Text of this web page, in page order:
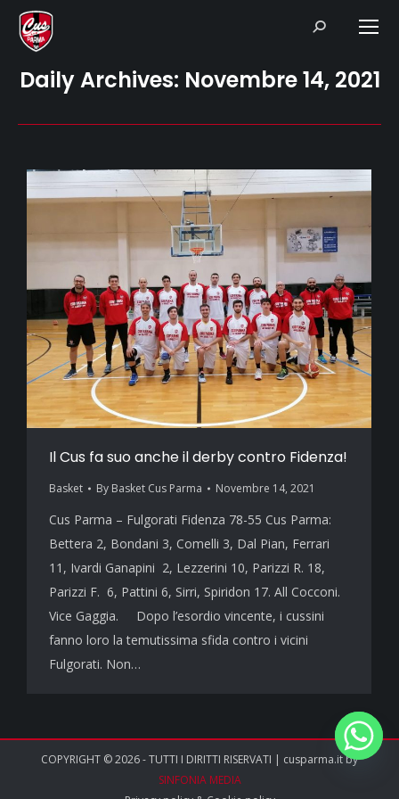
Search:
Daily Archives: Novembre 14, 2021
Il Cus fa suo anche il derby contro Fidenza!
Basket By Basket Cus Parma Novembre 14, 2021
Cus Parma – Fulgorati Fidenza 78-55 Cus Parma:
Bettera 2, Bondani 3, Comelli 3, Dal Pian, Ferrari
11, Ivardi Ganapini 2, Lezzerini 10, Parizzi R. 18,
Parizzi F. 6, Pattini 6, Sirri, Spiridon 17. All Cocconi.
Vice Gaggia. Dopo l’esordio vincente, i cussini
fanno loro la temutissima sfida contro i vicini
Fulgorati. Non…
COPYRIGHT © 2026 - TUTTI I DIRITTI RISERVATI | cusparma.it by
SINFONIA MEDIA